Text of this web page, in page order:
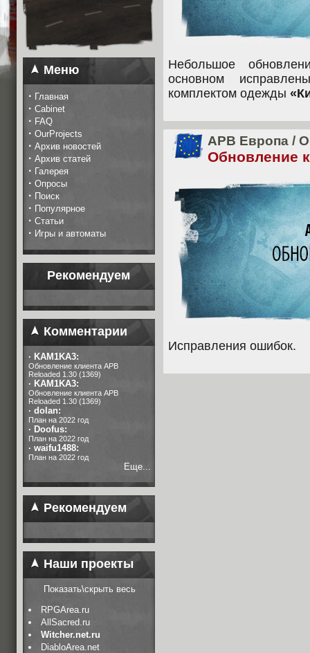
Меню
· Главная
· Cabinet
· FAQ
· OurProjects
· Архив новостей
· Архив статей
· Галерея
· Опросы
· Поиск
· Популярное
· Статьи
· Игры и автоматы
Рекомендуем
Комментарии
· KAM1KA3:
Обновление клиента APB
Reloaded 1.30 (1369)
· KAM1KA3:
Обновление клиента APB
Reloaded 1.30 (1369)
· dolan:
План на 2022 год
· Doofus:
План на 2022 год
· waifu1488:
План на 2022 год
Еще...
Рекомендуем
Наши проекты
Показать\скрыть весь
RPGArea.ru
AllSacred.ru
Witcher.net.ru
DiabloArea.net
Небольшое
основном
комплектом одежды
APB Европа /
Обновление
Исправления ошибок.